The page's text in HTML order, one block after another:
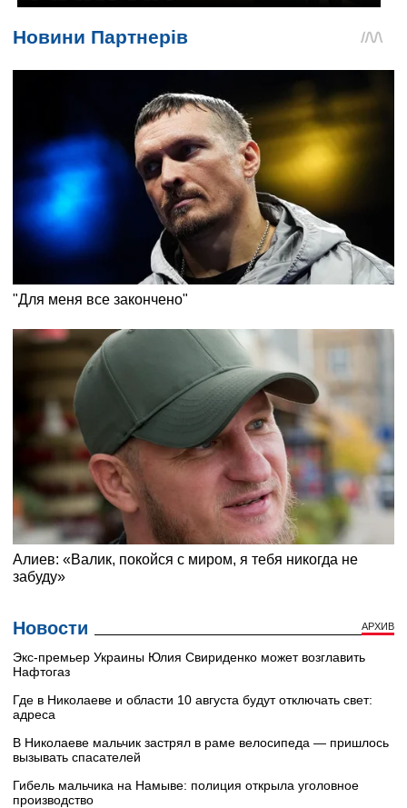
Новости АРХИВ
Экс-премьер Украины Юлия Свириденко может возглавить
Нафтогаз
Где в Николаеве и области 10 августа будут отключать свет:
адреса
В Николаеве мальчик застрял в раме велосипеда — пришлось
вызывать спасателей
Гибель мальчика на Намыве: полиция открыла уголовное
производство